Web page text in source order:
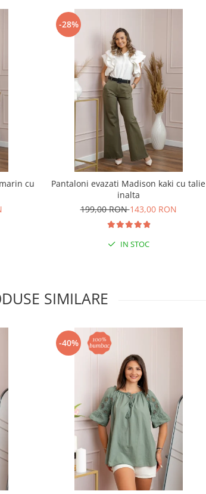
cu
-28%
Pantaloni evazati Madison kaki cu talie
inalta
199,00 RON143,00 RON
IN STOC
SIMILARE
-40%